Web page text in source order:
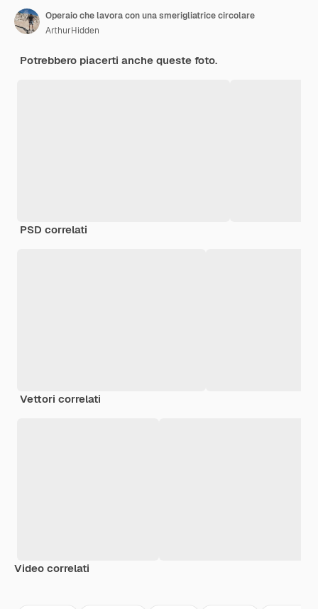
Operaio che lavora con una smerigliatrice circolare
ArthurHidden
Potrebbero piacerti anche queste foto.
PSD correlati
Vettori correlati
Video correlati